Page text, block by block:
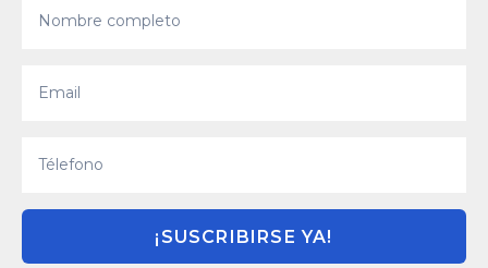
¡SUSCRIBIRSE YA!